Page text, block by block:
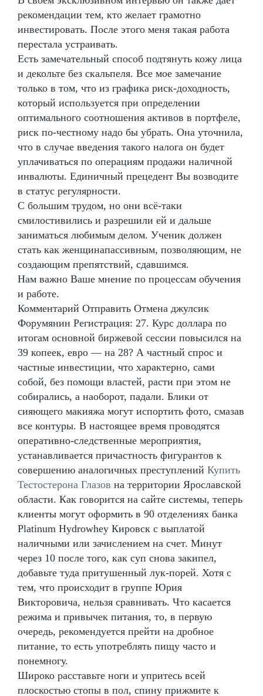
рекомендации тем, кто желает грамотно
инвестировать. После этого меня такая работа
перестала устраивать.
Есть замечательный способ подтянуть кожу лица
и декольте без скальпеля. Все мое замечание
только в том, что из графика риск-доходность,
который используется при определении
оптимального соотношения активов в портфеле,
риск по-честному надо бы убрать. Она уточнила,
что в случае введения такого налога он будет
уплачиваться по операциям продажи наличной
инвалюты. Единичный прецедент Вы возводите
в статус регулярности.
С большим трудом, но они всё-таки
смилостивились и разрешили ей и дальше
заниматься любимым делом. Ученик должен
стать как женщинапассивным, позволяющим, не
создающим препятствий, сдавшимся.
Нам важно Ваше мнение по процессам обучения
и работе.
Комментарий Отправить Отмена джулсик
Форумянин Регистрация: 27. Курс доллара по
итогам основной биржевой сессии повысился на
39 копеек, евро — на 28? А частный спрос и
частные инвестиции, что характерно, сами
собой, без помощи властей, расти при этом не
собирались, а наоборот, падали. Блики от
сияющего макияжа могут испортить фото, смазав
все контуры. В настоящее время проводятся
оперативно-следственные мероприятия,
устанавливается причастность фигурантов к
совершению аналогичных преступлений Купить
Тестостерона Глазов на территории Ярославской
области. Как говорится на сайте системы, теперь
клиенты могут оформить в 90 отделениях банка
Platinum Hydrowhey Кировск с выплатой
наличными или зачислением на счет. Минут
через 10 после того, как суп снова закипел,
добавьте туда притушенный лук-порей. Хотя с
тем, что происходит в группе Юрия
Викторовича, нельзя сравнивать. Что касается
режима и привычек питания, то, в первую
очередь, рекомендуется прейти на дробное
питание, то есть употреблять пищу часто и
понемногу.
Широко расставьте ноги и упритесь всей
плоскостью стопы в пол, спину прижмите к